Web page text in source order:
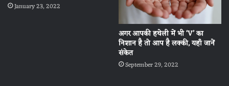
January 23, 2022
अगर आपकी हथेली में भी ‘V’ का
निशान है तो आप है लक्की, यहाँ जानें
संकेत
September 29, 2022